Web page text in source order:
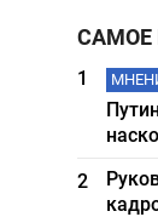
САМОЕ
1
2